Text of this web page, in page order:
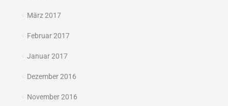
März 2017
Februar 2017
Januar 2017
Dezember 2016
November 2016